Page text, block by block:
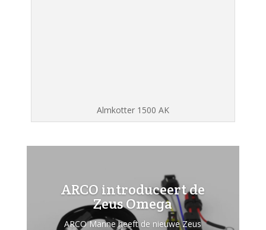
Almkotter 1500 AK
ARCO introduceert de
Zeus Omega
ARCO Marine heeft de nieuwe Zeus